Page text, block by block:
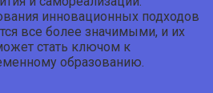
инновационных подходов
все более значимыми, и их
стать ключом к
образованию.